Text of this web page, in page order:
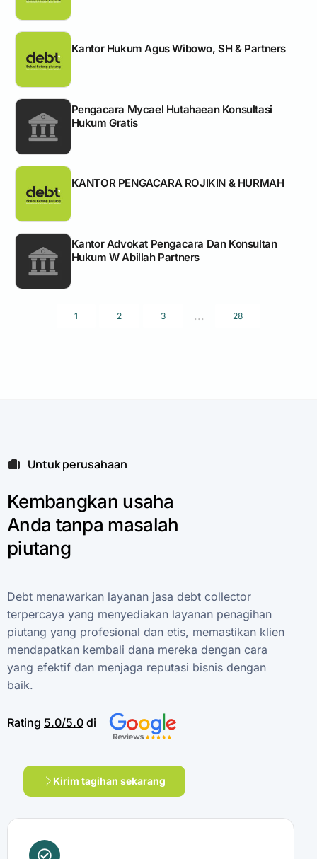
Kantor Hukum Agus Wibowo, SH & Partners
Pengacara Mycael Hutahaean Konsultasi
Hukum Gratis
KANTOR PENGACARA ROJIKIN & HURMAH
Kantor Advokat Pengacara Dan Konsultan
Hukum W Abillah Partners
1 2 3 ... 28
Untuk perusahaan
Kembangkan usaha
Anda tanpa masalah
piutang
Debt menawarkan layanan jasa debt collector
terpercaya yang menyediakan layanan penagihan
piutang yang profesional dan etis, memastikan klien
mendapatkan kembali dana mereka dengan cara
yang efektif dan menjaga reputasi bisnis dengan
baik.
Rating 5.0/5.0 di
Kirim tagihan sekarang